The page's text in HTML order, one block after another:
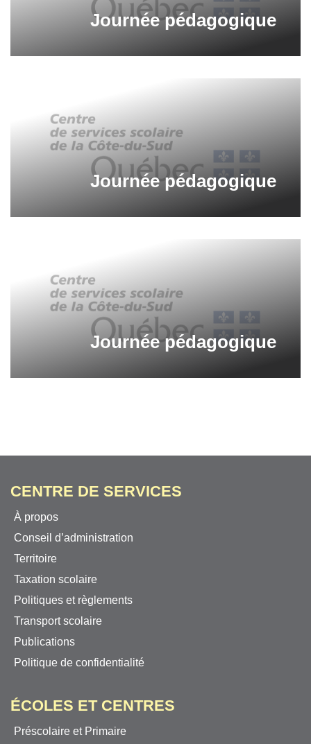
Journée pédagogique
Journée pédagogique
Journée pédagogique
CENTRE DE SERVICES
À propos
Conseil d’administration
Territoire
Taxation scolaire
Politiques et règlements
Transport scolaire
Publications
Politique de confidentialité
ÉCOLES ET CENTRES
Préscolaire et Primaire